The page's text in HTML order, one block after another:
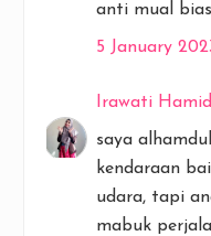
anti mual
5 January
Irawati Hamid
saya
kendaraan
udara, tapi
mabuk